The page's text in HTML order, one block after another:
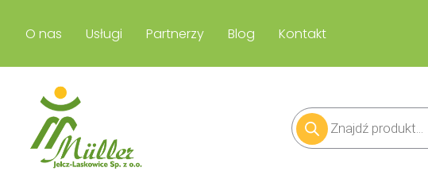
O nas Usługi Partnerzy Blog Kontakt